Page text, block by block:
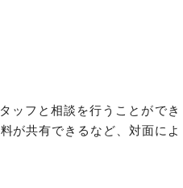
ッフと相談を行うことができ
が共有できるなど、対面によ